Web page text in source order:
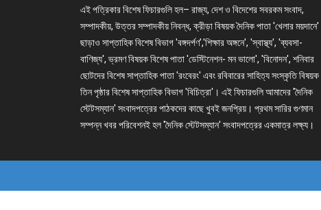
এই পত্রিকার বিশেষ ফিচারগুলি হল– রাজ্য, দেশ ও বিদেশের সবরকম সংবাদ,
সম্পাদকীয়, উত্তর সম্পাদকীয় নিবন্ধ, ক্রীড়া বিষয়ক দৈনিক পাতা 'খেলার ময়দানে'
ছাড়াও সাপ্তাহিক বিশেষ বিভাগ 'বঙ্গদর্পণ','শিক্ষার অঙ্গনে', 'স্বাস্থ্য', 'ব্যবসা-
বাণিজ্য', ভ্রমণ বিষয়ক বিশেষ পাতা 'ডেস্টিনেশন- মন ভালো', 'বিনোদন', শনিবার
ছোটদের বিশেষ সাপ্তাহিক পাতা 'রংবেরং' এবং রবিবারের সাহিত্য সংস্কৃতি বিষয়ক
তিন পৃষ্ঠার বিশেষ সাপ্তাহিক বিভাগ 'বিচিত্রা'। এই ফিচারগুলি আমাদের 'দৈনিক
স্টেটসম্যান' সংবাদপত্রের পাঠকদের কাছে খুবই জনপ্রিয়। প্রথম সারির গুণমান
সম্পন্ন খবর পরিবেশনই হল 'দৈনিক স্টেটসম্যান' সংবাদপত্রের একমাত্র লক্ষ্য।